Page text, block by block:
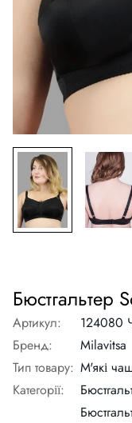
Бюстгальтер
Артикул:
124080
Бренд:
Milavitsa
Тип товару: М'які
Категорії: